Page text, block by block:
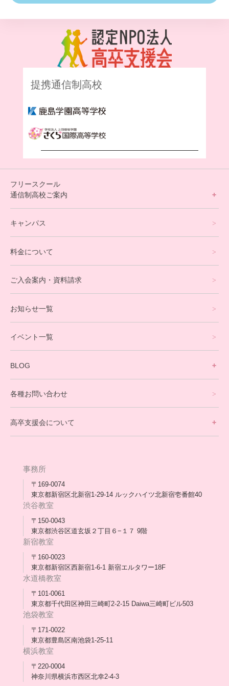
提携通信制高校
フリースクール
通信制高校ご案内
オンラインコース
eスポーツコース
就労支援コース
英会話・海外留学コース
寮生活サポート
卒業生の今
アウトリーチ支援
[家庭訪問カウンセリング]
キャンパス
料金について
ご入会案内・資料請求
お知らせ一覧
イベント一覧
BLOG
保護者交流だより一覧
会長コラム一覧
各種お問い合わせ
高卒支援会について
メディア出演
スタッフ紹介
合格・進路実績
協力団体
理事長・会長あいさつ
保護者会
採用情報
事務所
〒169-0074
東京都新宿区北新宿1-29-14 ルックハイツ北新宿壱番館40
渋谷教室
〒150-0043
東京都渋谷区道玄坂２丁目６−１７ 9階
新宿教室
〒160-0023
東京都新宿区西新宿1-6-1 新宿エルタワー18F
水道橋教室
〒101-0061
東京都千代田区神田三崎町2-2-15 Daiwa三崎町ビル503
池袋教室
〒171-0022
東京都豊島区南池袋1-25-11
横浜教室
〒220-0004
神奈川県横浜市西区北幸2-4-3